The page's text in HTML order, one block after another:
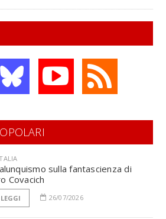
sulla fantascienza di
Covacich
LEGGI 26/07/2026